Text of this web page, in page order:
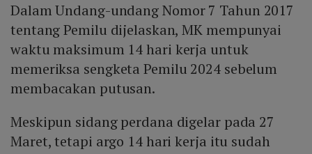
Dalam Undang-undang Nomor 7 Tahun 2017
tentang Pemilu dijelaskan, MK mempunyai
waktu maksimum 14 hari kerja untuk
memeriksa sengketa Pemilu 2024 sebelum
membacakan putusan.
Meskipun sidang perdana digelar pada 27
Maret, tetapi argo 14 hari kerja itu sudah